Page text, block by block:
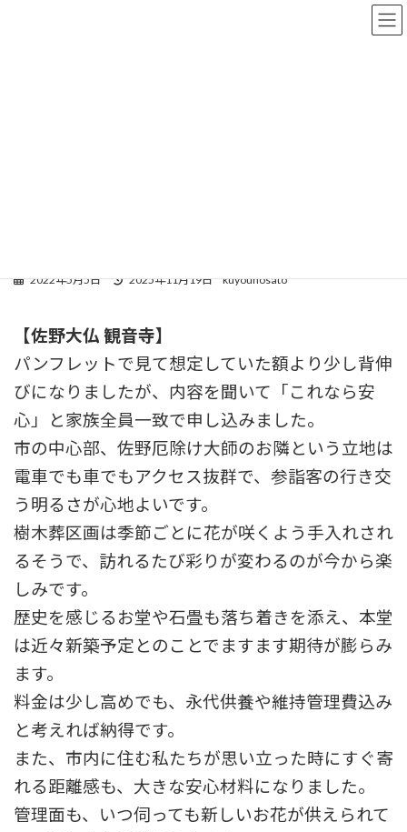
2022年5月5日 2025年11月19日 kuyounosato
【佐野大仏 観音寺】
パンフレットで見て想定していた額より少し背伸
びになりましたが、内容を聞いて「これなら安
心」と家族全員一致で申し込みました。
市の中心部、佐野厄除け大師のお隣という立地は
電車でも車でもアクセス抜群で、参詣客の行き交
う明るさが心地よいです。
樹木葬区画は季節ごとに花が咲くよう手入れされ
るそうで、訪れるたび彩りが変わるのが今から楽
しみです。
歴史を感じるお堂や石畳も落ち着きを添え、本堂
は近々新築予定とのことでますます期待が膨らみ
ます。
料金は少し高めでも、永代供養や維持管理費込み
と考えれば納得です。
また、市内に住む私たちが思い立った時にすぐ寄
れる距離感も、大きな安心材料になりました。
管理面も、いつ伺っても新しいお花が供えられて